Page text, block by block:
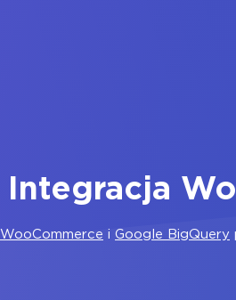
Integracja
WooCommerce i Google BigQuery